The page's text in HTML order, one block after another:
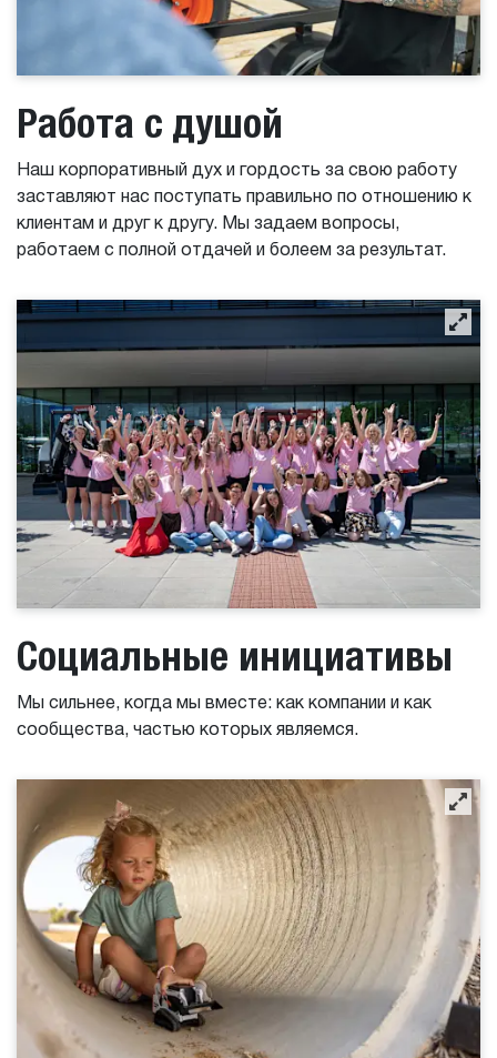
Работа с душой
Наш корпоративный дух и гордость за свою работу
заставляют нас поступать правильно по отношению к
клиентам и друг к другу. Мы задаем вопросы,
работаем с полной отдачей и болеем за результат.
Социальные инициативы
Мы сильнее, когда мы вместе: как компании и как
сообщества, частью которых являемся.